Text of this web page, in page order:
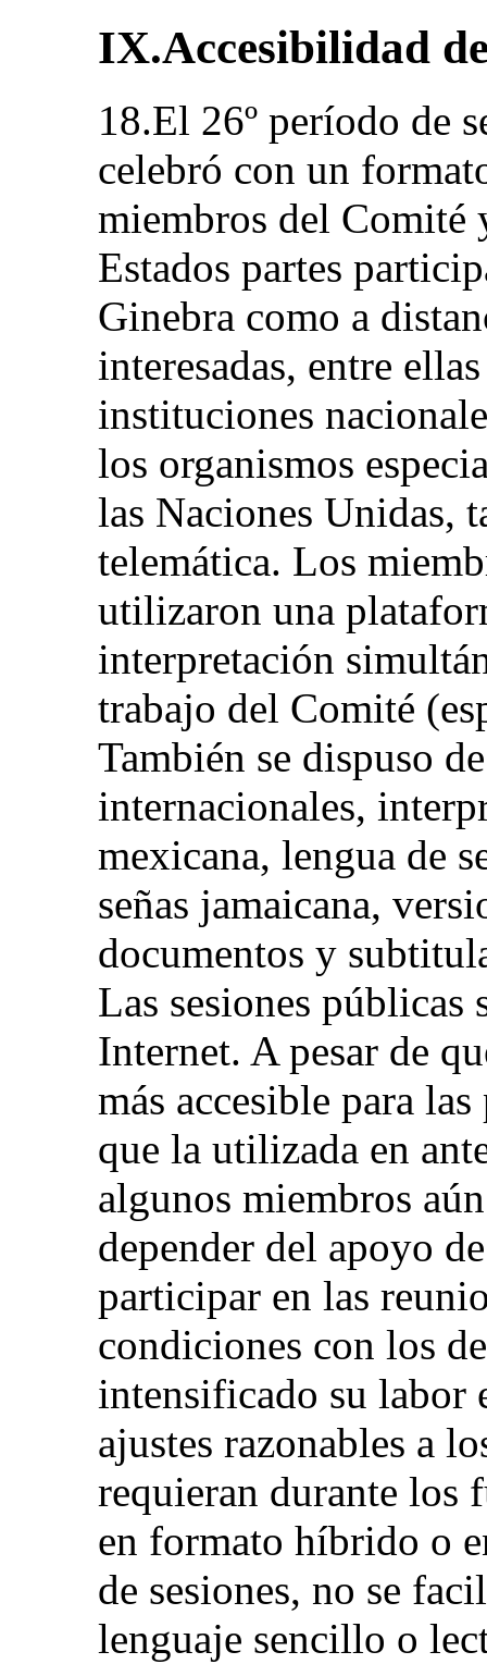
IX.Accesibilidad
18.El 26º período de
celebró con un
miembros del Comité
Estados partes
Ginebra como a
interesadas, entre
instituciones
los organismos
las Naciones Unidas,
telemática. Los
utilizaron una
interpretación
trabajo del Comité
También se dispuso
internacionales,
mexicana, lengua de
señas jamaicana,
documentos y
Las sesiones
Internet. A pesar de
más accesible para
que la utilizada en
algunos miembros
depender del apoyo
participar en las
condiciones con los
intensificado su labor
ajustes razonables a
requieran durante los
en formato híbrido o
de sesiones, no se
lenguaje sencillo o